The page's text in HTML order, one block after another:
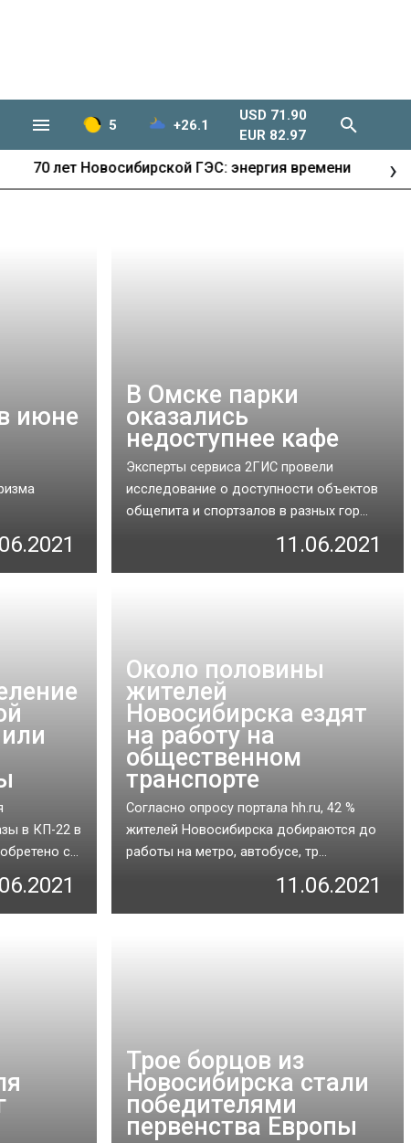
5 +26.1
USD 71.90
EUR 82.97
Развитие города ›
июне
В Омске парки
оказались
недоступнее кафе
Эксперты сервиса 2ГИС провели
исследование о доступности объектов
общепита и спортзалов в разных гор...
11.06.2021
в КП-22 в
с...
Около половины
жителей
Новосибирска ездят
на работу на
общественном
транспорте
Согласно опросу портала hh.ru, 42 %
жителей Новосибирска добираются до
работы на метро, автобусе, тр...
11.06.2021
Трое борцов из
Новосибирска стали
победителями
первенства Европы